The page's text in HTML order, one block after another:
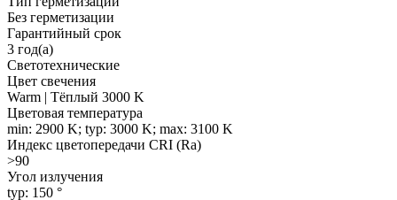
Без герметизации
Гарантийный срок
3 год(а)
Светотехнические
Цвет свечения
Warm | Тёплый 3000 K
Цветовая температура
min: 2900 K; typ: 3000 K; max: 3100 K
Индекс цветопередачи CRI (Ra)
>90
Угол излучения
typ: 150 °